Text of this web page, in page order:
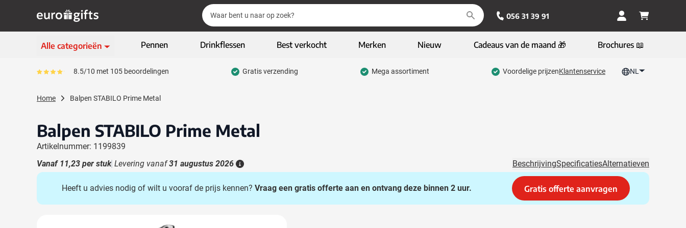
Zoek
Zoek
056 31 39 91
Alle categorieën
Schrijfwaren
Toon submenu voor Kleding & textiel categorie
ECO geschenken
Toon submenu voor ECO geschenken categorie
High-tech & multimedia
Toon submenu voor High-tech & multimedia categorie
Zakelijk & Kantoor
Outdoor & vrije tijd
Toon submenu voor Tassen & Reizen categorie
Pennen Drinkflessen Best verkocht Merken Nieuw Cadeaus van de maand 🎁 Brochures 📖
Gemiddeld reviewpercentage is 85
8.5/10 met 105 beoordelingen Gratis verzending Mega assortiment Voordelige prijzenKlantenservice NL
Home Balpen STABILO Prime Metal
Balpen STABILO Prime Metal
Artikelnummer: 1199839
Vanaf 11,23 per stuk Levering vanaf31 augustus 2026
Details
BeschrijvingSpecificatiesAlternatieven
Heeft u advies nodig of wilt u vooraf de prijs kennen? Vraag een gratis offerte aan en ontvang deze binnen 2 uur. Gratis offerte aanvragen
Klik om afbeelding op volledig scherm te bekijken